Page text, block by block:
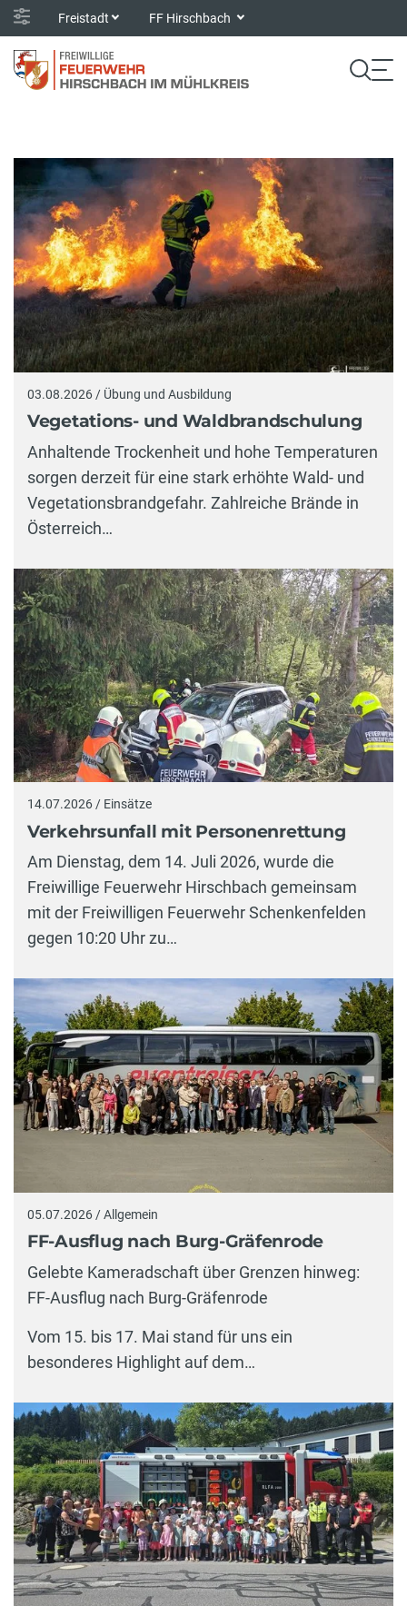
Freistadt FF Hirschbach
03.08.2026 / Übung und Ausbildung
Vegetations- und Waldbrandschulung
Anhaltende Trockenheit und hohe Temperaturen
sorgen derzeit für eine stark erhöhte Wald- und
Vegetationsbrandgefahr. Zahlreiche Brände in
Österreich…
14.07.2026 / Einsätze
Verkehrsunfall mit Personenrettung
Am Dienstag, dem 14. Juli 2026, wurde die
Freiwillige Feuerwehr Hirschbach gemeinsam
mit der Freiwilligen Feuerwehr Schenkenfelden
gegen 10:20 Uhr zu…
05.07.2026 / Allgemein
FF-Ausflug nach Burg-Gräfenrode
Gelebte Kameradschaft über Grenzen hinweg:
FF-Ausflug nach Burg-Gräfenrode
Vom 15. bis 17. Mai stand für uns ein
besonderes Highlight auf dem…